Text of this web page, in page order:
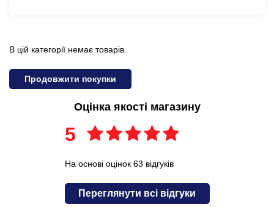
В цій категорії немає товарів.
Продовжити покупки
Оцінка якості магазину
5
На основі оцінок 63 відгуків
Переглянути всі відгуки